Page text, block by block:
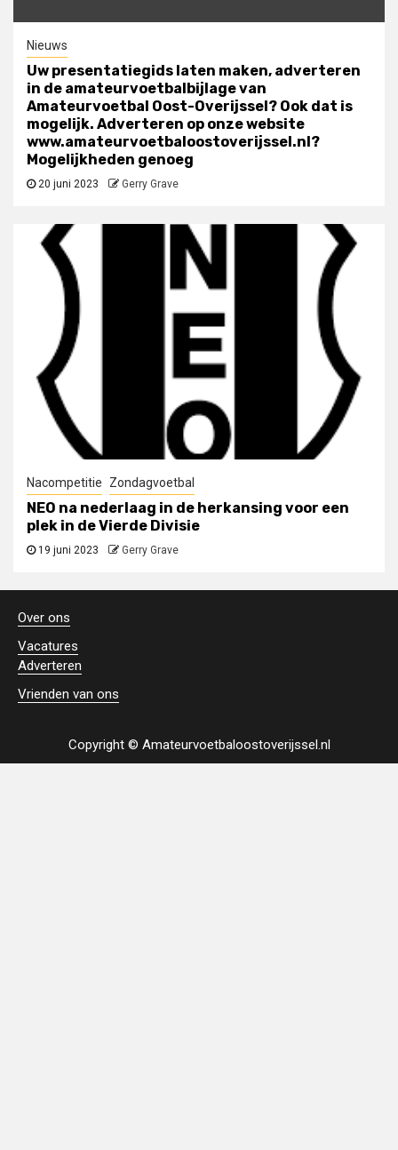
Nieuws
Uw presentatiegids laten maken, adverteren
in de amateurvoetbalbijlage van
Amateurvoetbal Oost-Overijssel? Ook dat is
mogelijk. Adverteren op onze website
www.amateurvoetbaloostoverijssel.nl?
Mogelijkheden genoeg
20 juni 2023 Gerry Grave
Nacompetitie Zondagvoetbal
NEO na nederlaag in de herkansing voor een
plek in de Vierde Divisie
19 juni 2023 Gerry Grave
Over ons
Vacatures
Adverteren
Vrienden van ons
Copyright © Amateurvoetbaloostoverijssel.nl